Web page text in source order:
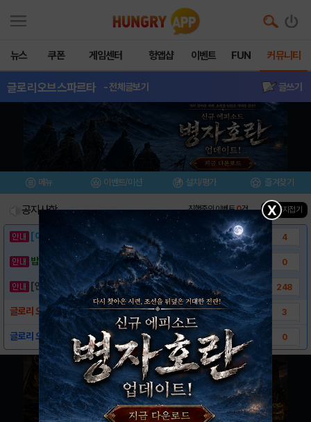
뉴스 쿠폰 게임센터 헝앱샵 이벤트 FUN 커뮤니티
글로리오브스파르타 - 전체글보기 글쓰기
메뉴 이벤트/미션 설치/평가 즐겨찾기
공지사항 진행중인 이벤트0건 ▲ 공지접기
[이벤트] 웃음으로 매일매일 해피! 유머 게시.. 4
밥알이의 헝앱통신 ⑲ “밥알이, 드디어 멀티를.. 0
[안내] 헝그리앱 필수 상식! 밥알 획득 안내.. 248
글로리 오브 스파르타 T스토어 다운로드 링크 3
글로리 오브 스파르타 아이폰, 아이패드 버전 .. 0
X